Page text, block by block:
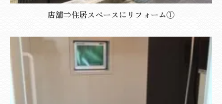
店舗⇒住居スペースにリフォーム①